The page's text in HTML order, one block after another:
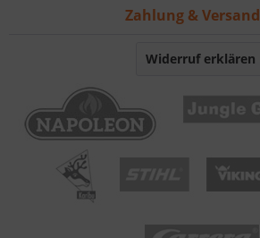
Zahlung & Versand
Widerruf erklären